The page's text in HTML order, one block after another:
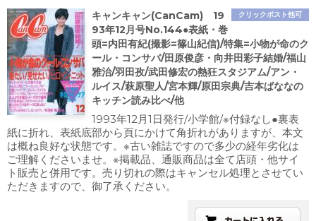
クリックポスト他可
キャンキャン(CanCam) 19
93年12月号No.144●表紙・巻
頭=内田有紀(撮影=篠山紀信)/特集=小物が命のク
ール・コンサバ/田原俊彦・向井田彩子結婚/福山
雅治/羽田孜/武田修宏の熱狂スタジアム/アン・
ルイス/萩原聖人/宮本輝/原田宗典/吉本ばななの
キッチン読み比べ/他
1993年12月1日発行/小学館/※付録なし●裏表
紙に折れ、表紙底部から頁にかけて角折れがありますが、本文
は概ね良好な状態です。※古い雑誌ですので多少の経年劣化は
ご理解くださいませ。※掲載品、通販商品は全て店頭・他サイ
ト販売と併用です。売り切れの際はキャンセル処理とさせてい
ただきますので、御了承ください。